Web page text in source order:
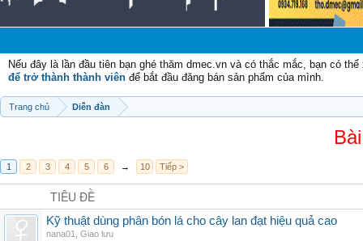
Nếu đây là lần đầu tiên bạn ghé thăm dmec.vn và có thắc mắc, bạn có
để trở thành thành viên để bắt đầu đăng bán sản phẩm của mình.
Trang chủ Diễn đàn
1 2 3 4 5 6 → 10 Tiếp >
TIÊU ĐỀ
Kỹ thuật dùng phân bón lá cho cây lan đạt hiệu quả cao
nana01
Giao lưu